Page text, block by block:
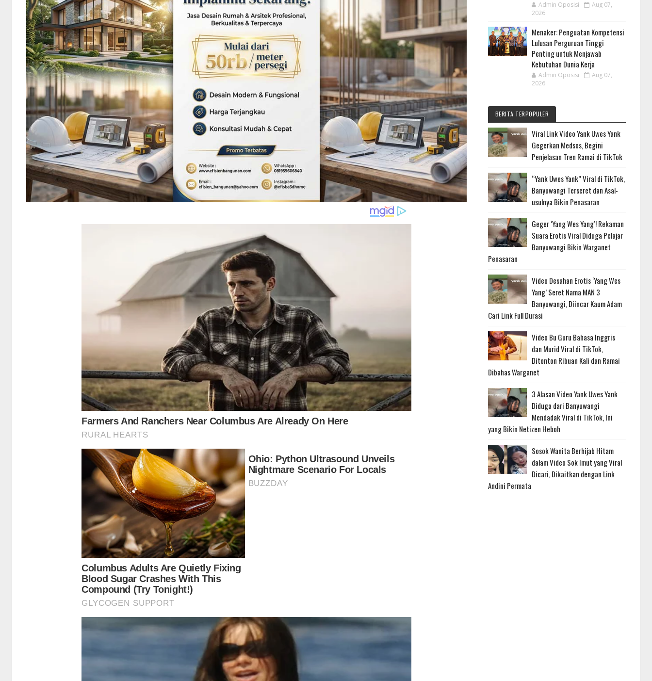
Admin Oposisi
Aug 07,
2026
Menaker: Penguatan Kompetensi
Lulusan Perguruan Tinggi
Penting untuk Menjawab
Kebutuhan Dunia Kerja
Admin Oposisi
Aug 07,
2026
BERITA TERPOPULER
Viral Link Video Yank Uwes Yank
Gegerkan Medsos, Begini
Penjelasan Tren Ramai di TikTok
“Yank Uwes Yank” Viral di TikTok,
Banyuwangi Terseret dan Asal-
usulnya Bikin Penasaran
Geger ‘Yang Wes Yang’! Rekaman
Suara Erotis Viral Diduga Pelajar
Banyuwangi Bikin Warganet
Penasaran
Video Desahan Erotis ‘Yang Wes
Yang’ Seret Nama MAN 3
Banyuwangi, Diincar Kaum Adam
Cari Link Full Durasi
Video Bu Guru Bahasa Inggris
dan Murid Viral di TikTok,
Ditonton Ribuan Kali dan Ramai
Dibahas Warganet
3 Alasan Video Yank Uwes Yank
Diduga dari Banyuwangi
Mendadak Viral di TikTok, Ini
yang Bikin Netizen Heboh
Sosok Wanita Berhijab Hitam
dalam Video Sok Imut yang Viral
Dicari, Dikaitkan dengan Link
Andini Permata